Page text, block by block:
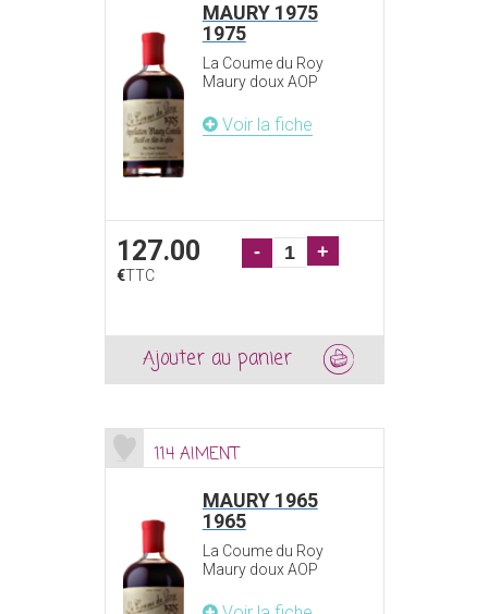
MAURY 1975
1975
La Coume du Roy
Maury doux AOP
Voir la fiche
127.00
€TTC
- +
Ajouter au panier
114 AIMENT
MAURY 1965
1965
La Coume du Roy
Maury doux AOP